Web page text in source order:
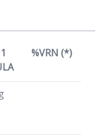
%VRN (*)